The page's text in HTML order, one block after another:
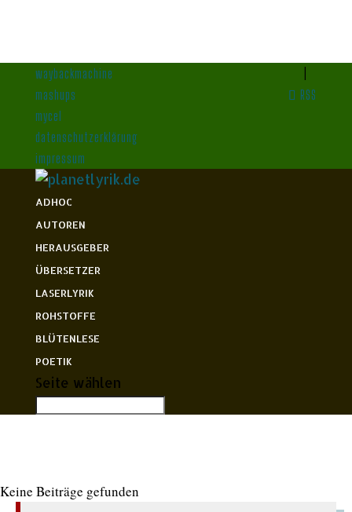
RSS
waybackmachine
mashups
mycel
datenschutzerklärung
impressum
ADHOC
AUTOREN
HERAUSGEBER
ÜBERSETZER
LASERLYRIK
ROHSTOFFE
BLÜTENLESE
POETIK
Seite wählen
Keine Beiträge gefunden